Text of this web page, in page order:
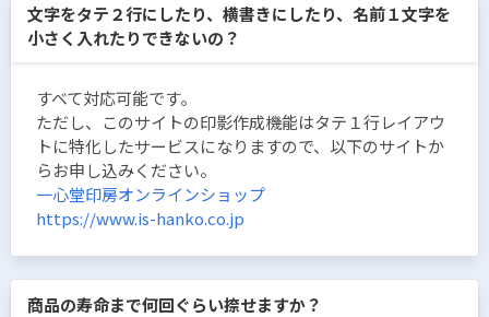
文字をタテ２行にしたり、横書きにしたり、名前１文字を
小さく入れたりできないの？
すべて対応可能です。
ただし、このサイトの印影作成機能はタテ１行レイアウ
トに特化したサービスになりますので、以下のサイトか
らお申し込みください。
一心堂印房オンラインショップ
https://www.is-hanko.co.jp
商品の寿命まで何回ぐらい捺せますか？